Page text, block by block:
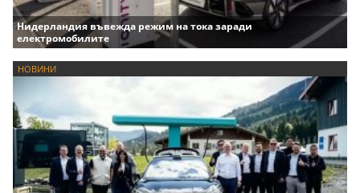
Нидерландия въвежда режим на тока заради
електромобилите
НОВИНИ